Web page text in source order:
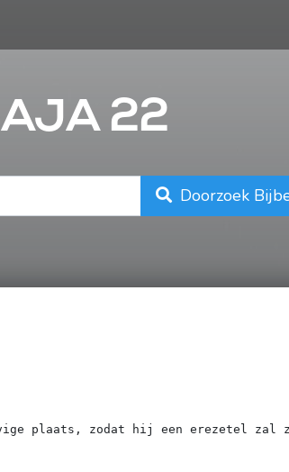
22
Doorzoek
plaats, zodat hij een erezetel